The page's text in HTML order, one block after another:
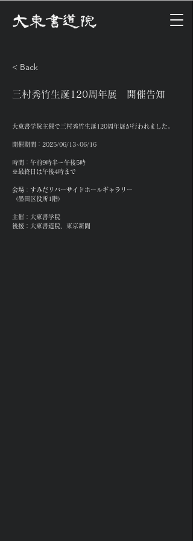
大東書道院
< Back
三村秀竹生誕120周年展 開催告知
大東書学院主催で三村秀竹生誕120周年展が行われました。
開催期間：2025/06/13~06/16
時間：午前9時半～午後5時
※最終日は午後4時まで
会場：すみだリバーサイドホールギャラリー
（墨田区役所1階）
主催：大東書学院
後援：大東書道院、東京新聞